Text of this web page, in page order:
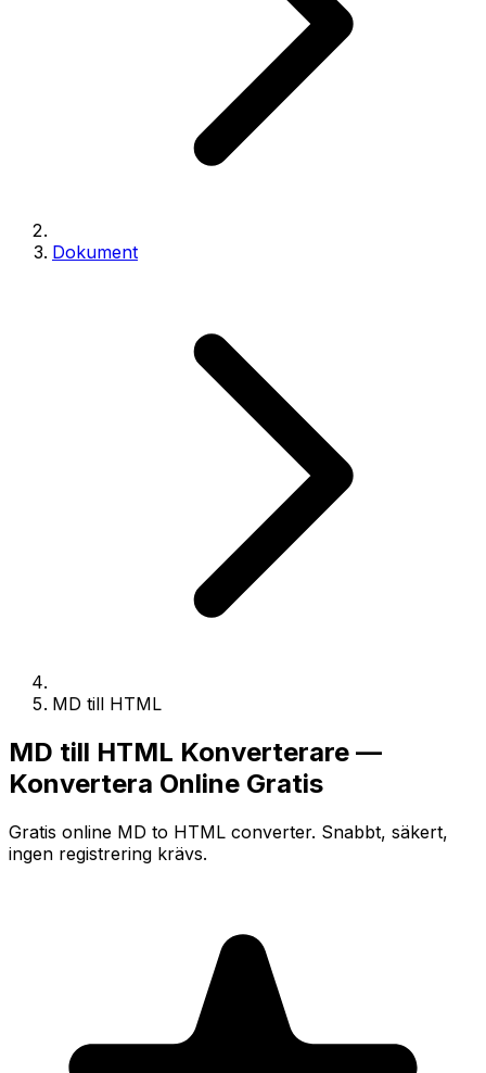
Dokument
MD till HTML
MD till HTML Konverterare —
Konvertera Online Gratis
Gratis online MD to HTML converter. Snabbt, säkert,
ingen registrering krävs.